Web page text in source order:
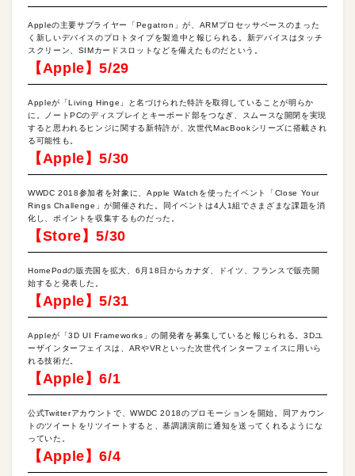
Appleの主要サプライヤー「Pegatron」が、ARMプロセッサベースのまった
く新しいデバイスのプロトタイプを製造中と報じられる。新デバイスはタッチ
スクリーン、SIMカードスロットなどを備えたものだという。
【Apple】5/29
Appleが「Living Hinge」と名づけられた特許を取得していることが明らか
に。ノートPCのディスプレイとキーボード部をつなぎ、スムースな開閉を実現
すると思われるヒンジに関する新特許が、次世代MacBookシリーズに搭載され
る可能性も。
【Apple】5/30
WWDC 2018参加者を対象に、Apple Watchを使ったイベント「Close Your
Rings Challenge」が開催された。同イベントは4人1組でさまざまな課題を消
化し、ポイントを収集するものだった。
【Store】5/30
HomePodの販売国を拡大、6月18日からカナダ、ドイツ、フランスで販売開
始すると発表した。
【Apple】5/31
Appleが「3D UI Frameworks」の開発者を募集していると報じられる。3Dユ
ーザインターフェイスは、ARやVRといった次世代インターフェイスに用いら
れる技術だ。
【Apple】6/1
公式Twitterアカウントで、WWDC 2018のプロモーションを開始。同アカウン
トのツイートをリツイートすると、基調講演前に通知を送ってくれるようにな
っていた。
【Apple】6/4